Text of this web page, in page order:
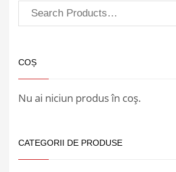
COȘ
Nu ai niciun produs în coș.
CATEGORII DE PRODUSE